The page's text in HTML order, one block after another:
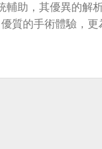
輔助，其優異的解
質的手術體驗，